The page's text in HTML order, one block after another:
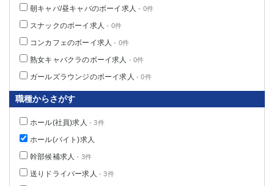
朝キャバ/昼キャバのボーイ求人 - 0件
スナックのボーイ求人 - 0件
コンカフェのボーイ求人 - 0件
熟女キャバクラのボーイ求人 - 0件
ガールズラウンジのボーイ求人 - 0件
職種からさがす
ホール(社員)求人 - 3件
ホール(バイト)求人
幹部候補求人 - 3件
送りドライバー求人 - 3件